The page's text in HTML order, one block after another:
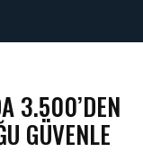
3.500’DEN
GÜVENLE